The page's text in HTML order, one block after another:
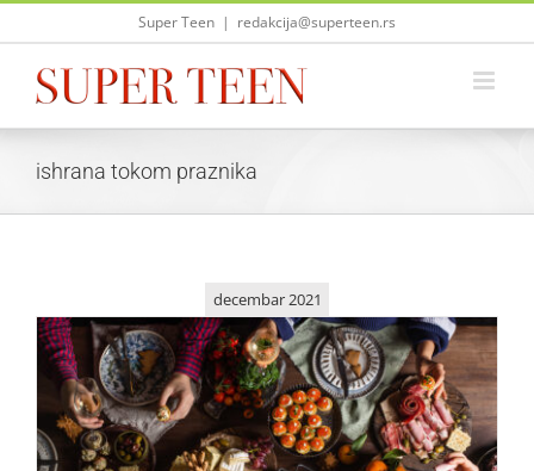
Skip
Super Teen | redakcija@superteen.rs
ishrana tokom praznika
decembar 2021
Kako balansirati svoju uobičajenu ishranu i omiljena